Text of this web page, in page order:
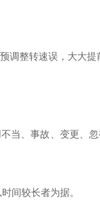
调整转速误，大大提
当、事故、变更、
时间较长者为据。